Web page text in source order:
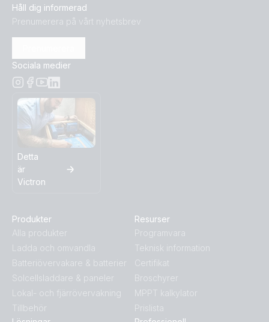
Håll dig informerad
Prenumerera på vårt nyhetsbrev
Sociala medier
Detta
är
Victron
Produkter
Alla produkter
Ladda och omvandla
Batteriövervakare & batterier
Solcellsladdare & paneler
Lokal- och fjärrövervakning
Tillbehör
Resurser
Programvara
Teknisk information
Certifikat
Broschyrer
MPPT kalkylator
Prislista